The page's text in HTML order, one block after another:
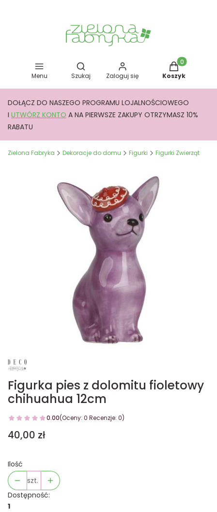
Menu
Otwórz wyszukiwarkę
Szukaj Zaloguj się
Produkty w
Koszyk
DOŁĄCZ DO NASZEGO PROGRAMU LOJALNOŚCIOWEGO
I UTWÓRZ KONTO A NA PIERWSZE ZAKUPY OTRZYMASZ 10%
RABATU
Zielona Fabryka Dekoracje do domu Figurki Figurki Zwierząt
Figurka pies z dolomitu fioletowy
chihuahua 12cm
0.00(Oceny: 0 Recenzje: 0)
Cena
40,00 zł
Ilość
szt.
Dostępność:
1